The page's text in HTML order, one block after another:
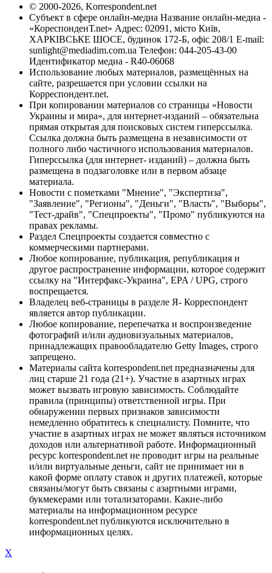
© 2000-2026, Korrespondent.net
Субъект в сфере онлайн-медиа Название онлайн-медиа -
«КореспонденТ.net» Адрес: 02091, місто Київ,
ХАРКІВСЬКЕ ШОСЕ, будинок 172-Б, офіс 208/1 E-mail:
sunlight@mediadim.com.ua Телефон: 044-205-43-00
Идентификатор медиа - R40-06068
Использование любых материалов, размещённых на
сайте, разрешается при условии ссылки на
Корреспондент.net.
При копировании материалов со страницы «Новости
Украины и мира», для интернет-изданий – обязательна
прямая открытая для поисковых систем гиперссылка.
Ссылка должна быть размещена в независимости от
полного либо частичного использования материалов.
Гиперссылка (для интернет- изданий) – должна быть
размещена в подзаголовке или в первом абзаце
материала.
Новости с пометками "Мнение", "Экспертиза",
"Заявление", "Регионы", "Деньги", "Власть", "Выборы",
"Тест-драйв", "Спецпроекты", "Промо" публикуются на
правах рекламы.
Раздел Спецпроекты создается совместно с
коммерческими партнерами.
Любое копирование, публикация, републикация и
другое распространение информации, которое содержит
ссылку на "Интерфакс-Украина", EPA / UPG, строго
воспрещается.
Владелец веб-страницы в разделе Я- Корреспондент
является автор публикации.
Любое копирование, перепечатка и воспроизведение
фотографий и/или аудиовизуальных материалов,
принадлежащих правообладателю Getty Images, строго
запрещено.
Материалы сайта korrespondent.net предназначены для
лиц старше 21 года (21+). Участие в азартных играх
может вызвать игровую зависимость. Соблюдайте
правила (принципы) ответственной игры. При
обнаружении первых признаков зависимости
немедленно обратитесь к специалисту. Помните, что
участие в азартных играх не может являться источником
доходов или альтернативой работе. Информационный
ресурс korrespondent.net не проводит игры на реальные
и/или виртуальные деньги, сайт не принимает ни в
какой форме оплату ставок и других платежей, которые
связаны/могут быть связаны с азартными играми,
букмекерами или тотализаторами. Какие-либо
материалы на информационном ресурсе
korrespondent.net публикуются исключительно в
информационных целях.
X